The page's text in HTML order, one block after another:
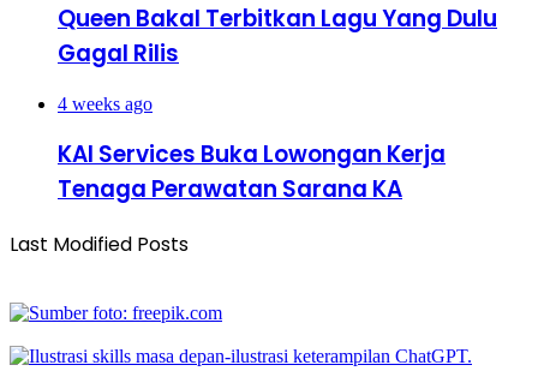
Queen Bakal Terbitkan Lagu Yang Dulu
Gagal Rilis
4 weeks ago
KAI Services Buka Lowongan Kerja
Tenaga Perawatan Sarana KA
Last Modified Posts